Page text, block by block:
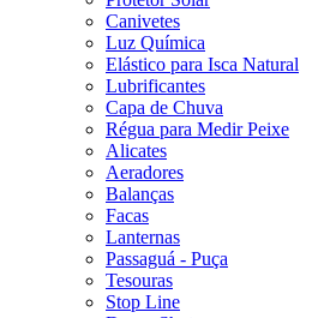
Canivetes
Luz Química
Elástico para Isca Natural
Lubrificantes
Capa de Chuva
Régua para Medir Peixe
Alicates
Aeradores
Balanças
Facas
Lanternas
Passaguá - Puça
Tesouras
Stop Line